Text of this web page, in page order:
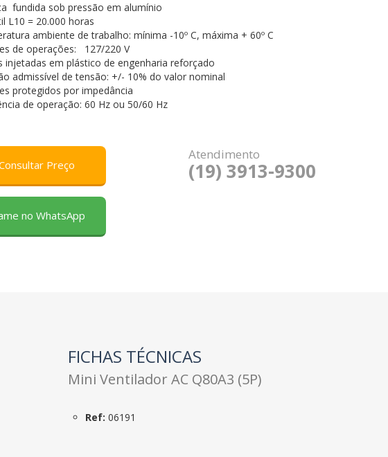
fundida sob pressão em alumínio
L10 = 20.000 horas
ambiente de trabalho: mínima -10º C, máxima + 60º C
de operações: 127/220 V
injetadas em plástico de engenharia reforçado
admissível de tensão: +/- 10% do valor nominal
protegidos por impedância
de operação: 60 Hz ou 50/60 Hz
Preço
no WhatsApp
Atendimento
(19) 3913-9300
FICHAS TÉCNICAS
Mini Ventilador AC Q80A3 (5P)
Ref: 06191